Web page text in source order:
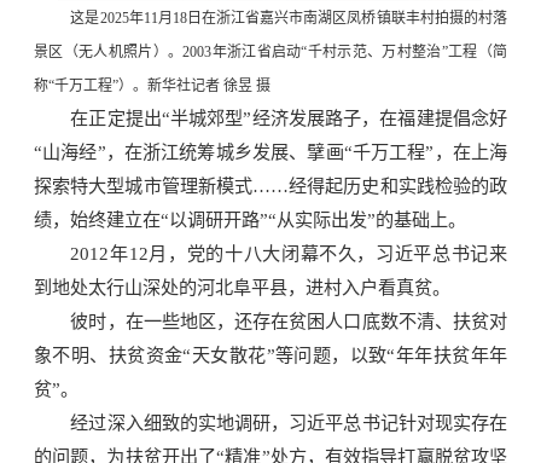
这是2025年11月18日在浙江省嘉兴市南湖区凤桥镇联丰村拍摄的村落
景区（无人机照片）。2003年浙江省启动“千村示范、万村整治”工程（简
称“千万工程”）。新华社记者 徐昱 摄
在正定提出“半城郊型”经济发展路子，在福建提倡念好
“山海经”，在浙江统筹城乡发展、擘画“千万工程”，在上海
探索特大型城市管理新模式……经得起历史和实践检验的政
绩，始终建立在“以调研开路”“从实际出发”的基础上。
2012年12月，党的十八大闭幕不久，习近平总书记来
到地处太行山深处的河北阜平县，进村入户看真贫。
彼时，在一些地区，还存在贫困人口底数不清、扶贫对
象不明、扶贫资金“天女散花”等问题，以致“年年扶贫年年
贫”。
经过深入细致的实地调研，习近平总书记针对现实存在
的问题，为扶贫开出了“精准”处方，有效指导打赢脱贫攻坚